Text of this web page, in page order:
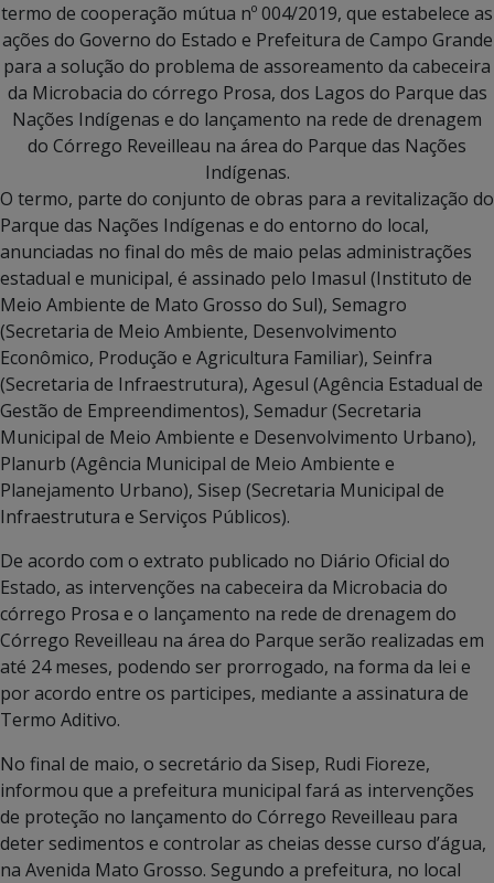
termo de cooperação mútua nº 004/2019, que estabelece as
ações do Governo do Estado e Prefeitura de Campo Grande
para a solução do problema de assoreamento da cabeceira
da Microbacia do córrego Prosa, dos Lagos do Parque das
Nações Indígenas e do lançamento na rede de drenagem
do Córrego Reveilleau na área do Parque das Nações
Indígenas.
O termo, parte do conjunto de obras para a revitalização do
Parque das Nações Indígenas e do entorno do local,
anunciadas no final do mês de maio pelas administrações
estadual e municipal, é assinado pelo Imasul (Instituto de
Meio Ambiente de Mato Grosso do Sul), Semagro
(Secretaria de Meio Ambiente, Desenvolvimento
Econômico, Produção e Agricultura Familiar), Seinfra
(Secretaria de Infraestrutura), Agesul (Agência Estadual de
Gestão de Empreendimentos), Semadur (Secretaria
Municipal de Meio Ambiente e Desenvolvimento Urbano),
Planurb (Agência Municipal de Meio Ambiente e
Planejamento Urbano), Sisep (Secretaria Municipal de
Infraestrutura e Serviços Públicos).
De acordo com o extrato publicado no Diário Oficial do
Estado, as intervenções na cabeceira da Microbacia do
córrego Prosa e o lançamento na rede de drenagem do
Córrego Reveilleau na área do Parque serão realizadas em
até 24 meses, podendo ser prorrogado, na forma da lei e
por acordo entre os participes, mediante a assinatura de
Termo Aditivo.
No final de maio, o secretário da Sisep, Rudi Fioreze,
informou que a prefeitura municipal fará as intervenções
de proteção no lançamento do Córrego Reveilleau para
deter sedimentos e controlar as cheias desse curso d’água,
na Avenida Mato Grosso. Segundo a prefeitura, no local